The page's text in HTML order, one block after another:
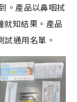
。產品以鼻咽拭
就知結果。產品
通用名單。